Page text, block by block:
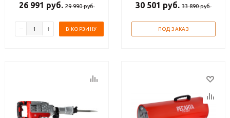
26 991 руб. 29 990руб.
В КОРЗИНУ
30 501 руб. 33 890руб.
ПОД ЗАКАЗ